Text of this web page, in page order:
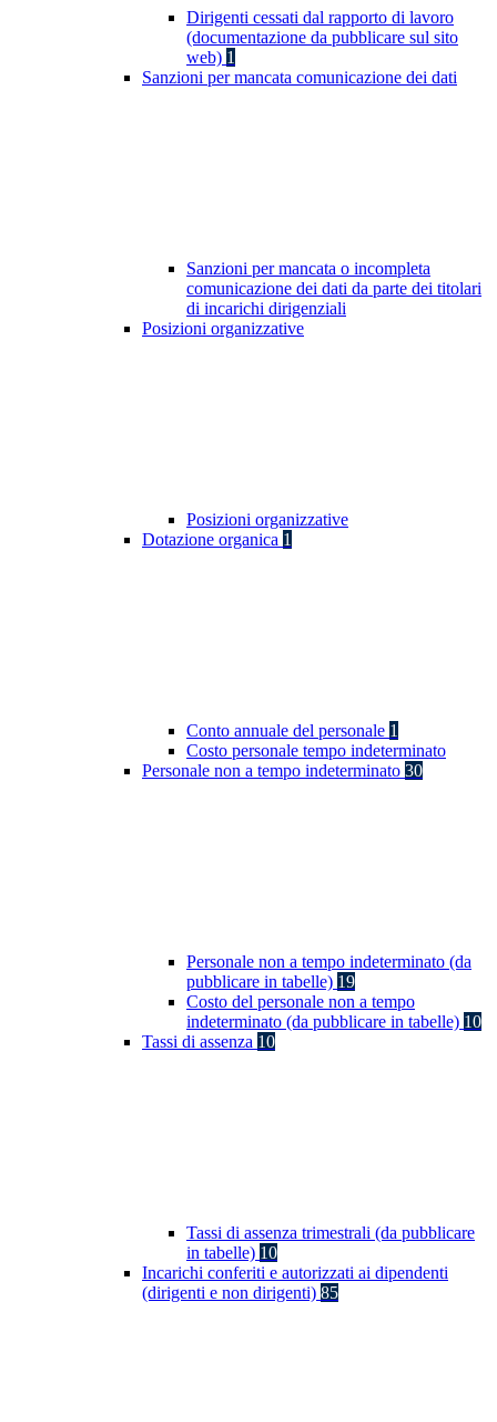
Dirigenti cessati dal rapporto di lavoro
(documentazione da pubblicare sul sito
web) 1
Sanzioni per mancata comunicazione dei dati
Sanzioni per mancata o incompleta
comunicazione dei dati da parte dei titolari
di incarichi dirigenziali
Posizioni organizzative
Posizioni organizzative
Dotazione organica 1
Conto annuale del personale 1
Costo personale tempo indeterminato
Personale non a tempo indeterminato 30
Personale non a tempo indeterminato (da
pubblicare in tabelle) 19
Costo del personale non a tempo
indeterminato (da pubblicare in tabelle) 10
Tassi di assenza 10
Tassi di assenza trimestrali (da pubblicare
in tabelle) 10
Incarichi conferiti e autorizzati ai dipendenti
(dirigenti e non dirigenti) 85